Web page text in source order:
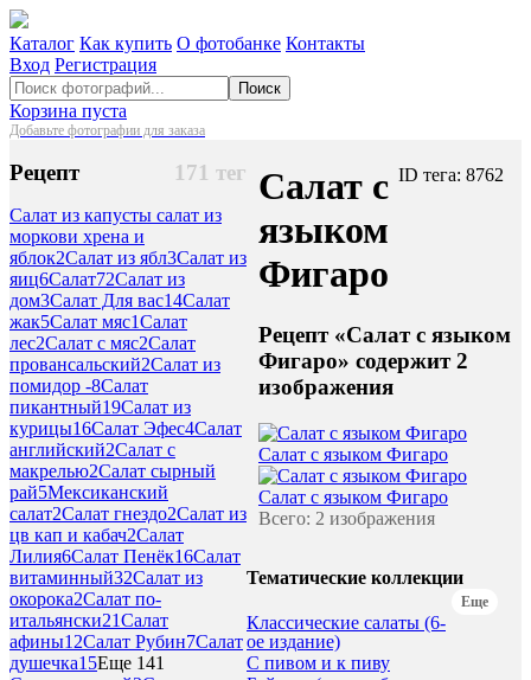
Каталог Как купить О фотобанке Контакты
Вход Регистрация
Поиск
Корзина пуста
Добавьте фотографии для заказа
171 тег
Рецепт
Салат из капусты салат из
моркови хрена и
яблок2Салат из ябл3Салат из
яиц6Салат72Салат из
дом3Салат Для вас14Салат
жак5Салат мяс1Салат
лес2Салат с мяс2Салат
провансальский2Салат из
помидор -8Салат
пикантный19Салат из
курицы16Салат Эфес4Салат
английский2Салат с
макрелью2Салат сырный
рай5Мексиканский
салат2Салат гнездо2Салат из
цв кап и кабач2Салат
Лилия6Салат Пенёк16Салат
витаминный32Салат из
окорока2Салат по-
итальянски21Салат
афины12Салат Рубин7Салат
душечка15Еще 141
ID тега: 8762
Салат с
языком
Фигаро
Рецепт «Салат с языком
Фигаро» содержит 2
изображения
Салат с языком Фигаро
Салат с языком Фигаро
Всего: 2 изображения
Тематические коллекции
Еще
Классические салаты (6-
ое издание)
С пивом и к пиву